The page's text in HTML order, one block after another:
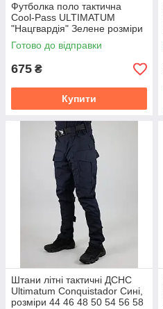
Футболка поло тактична
Cool-Pass ULTIMATUM
"Нацгвардія" Зелене розміри
XS-4XL
Готово до відправки
675 ₴
Купити
Штани літні тактичні ДСНС
Ultimatum Conquistador Сині,
розміри 44 46 48 50 54 56 58